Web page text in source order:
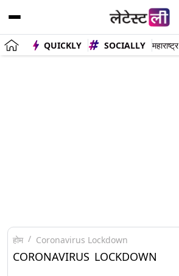
QUICKLY SOCIALLY महाराष्ट्र
होम Coronavirus Lockdown
CORONAVIRUS LOCKDOWN